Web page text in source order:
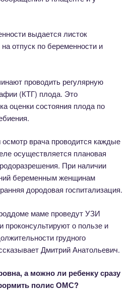
выдается листок
отпуск по беременности и
проводить регулярную
(КТГ) плода. Это
оценки состояния плода по
врача проводится каждые
осуществляется плановая
При наличии
беременным женщинам
дородовая госпитализация.
маме проведут УЗИ
проконсультируют о пользе и
грудного
Дмитрий Анатольевич.
а можно ли ребенку сразу
полис ОМС?